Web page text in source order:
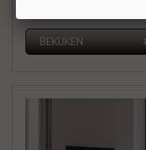
BEKIJKEN